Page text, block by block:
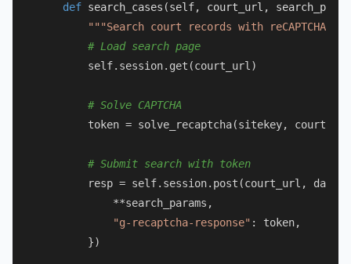
def search_cases (self, court_url,
"""Search court records with reCAPTCHA
# Load search page
        self.session.get(court_url)
# Solve CAPTCHA
token = solve_recaptcha(sitekey,
# Submit search with token
        resp = self.session.post(court_url, data={
            **search_params,
"g-recaptcha-response" : token,
        })